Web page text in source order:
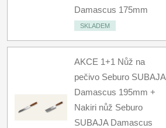
Damascus 175mm
SKLADEM
AKCE 1+1 Nůž na
pečivo Seburo SUBAJA
Damascus 195mm +
Nakiri nůž Seburo
SUBAJA Damascus